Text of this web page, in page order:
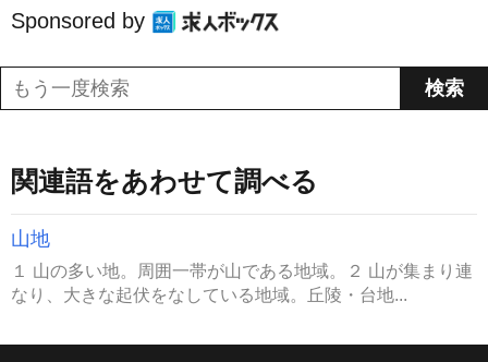
Sponsored by
関連語をあわせて調べる
山地
１ 山の多い地。周囲一帯が山である地域。２ 山が集まり連
なり、大きな起伏をなしている地域。丘陵・台地...